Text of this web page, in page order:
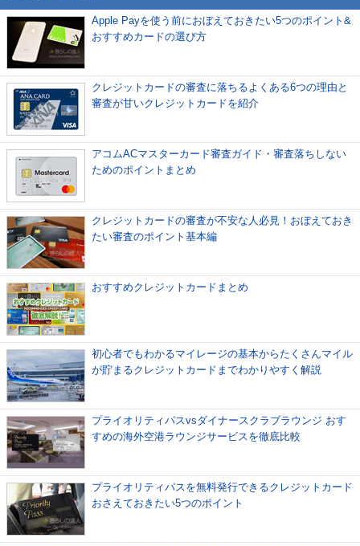
Apple Payを使う前におぼえておきたい5つのポイント&
おすすめカードの選び方
クレジットカードの審査に落ちるよくある6つの理由と
審査が甘いクレジットカードを紹介
アコムACマスターカード審査ガイド・審査落ちしない
ためのポイントまとめ
クレジットカードの審査が不安な人必見！おぼえておき
たい審査のポイント基本編
おすすめクレジットカードまとめ
初心者でもわかるマイレージの基本からたくさんマイル
が貯まるクレジットカードまでわかりやすく解説
プライオリティパスvsダイナースクラブラウンジ おす
すめの海外空港ラウンジサービスを徹底比較
プライオリティパスを無料発行できるクレジットカード
おさえておきたい5つのポイント